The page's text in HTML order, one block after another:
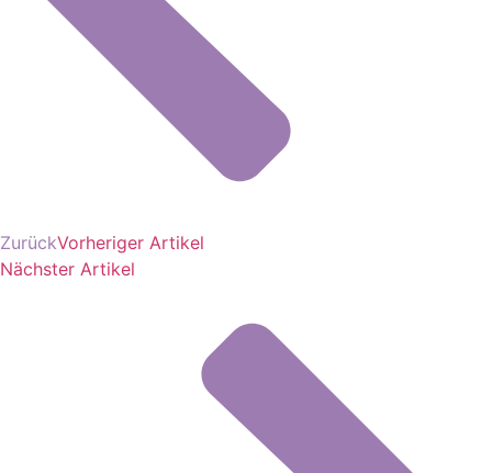
ZurückVorheriger Artikel
Nächster Artikel